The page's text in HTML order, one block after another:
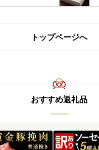
トップページへ
おすすめ返礼品